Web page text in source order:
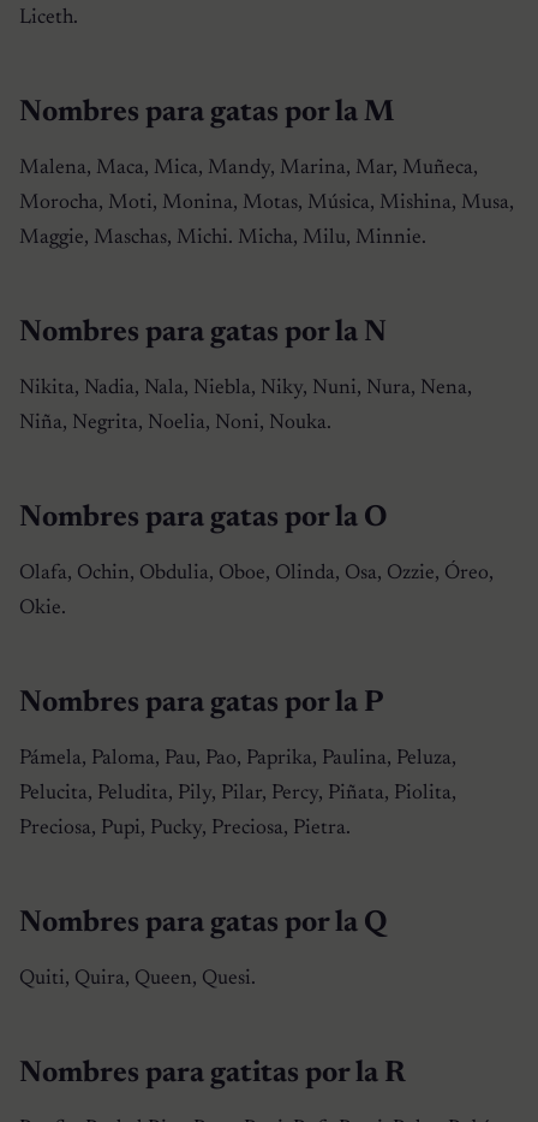
Liceth.
Nombres para gatas por la M
Malena, Maca, Mica, Mandy, Marina, Mar, Muñeca,
Morocha, Moti, Monina, Motas, Música, Mishina, Musa,
Maggie, Maschas, Michi. Micha, Milu, Minnie.
Nombres para gatas por la N
Nikita, Nadia, Nala, Niebla, Niky, Nuni, Nura, Nena,
Niña, Negrita, Noelia, Noni, Nouka.
Nombres para gatas por la O
Olafa, Ochin, Obdulia, Oboe, Olinda, Osa, Ozzie, Óreo,
Okie.
Nombres para gatas por la P
Pámela, Paloma, Pau, Pao, Paprika, Paulina, Peluza,
Pelucita, Peludita, Pily, Pilar, Percy, Piñata, Piolita,
Preciosa, Pupi, Pucky, Preciosa, Pietra.
Nombres para gatas por la Q
Quiti, Quira, Queen, Quesi.
Nombres para gatitas por la R